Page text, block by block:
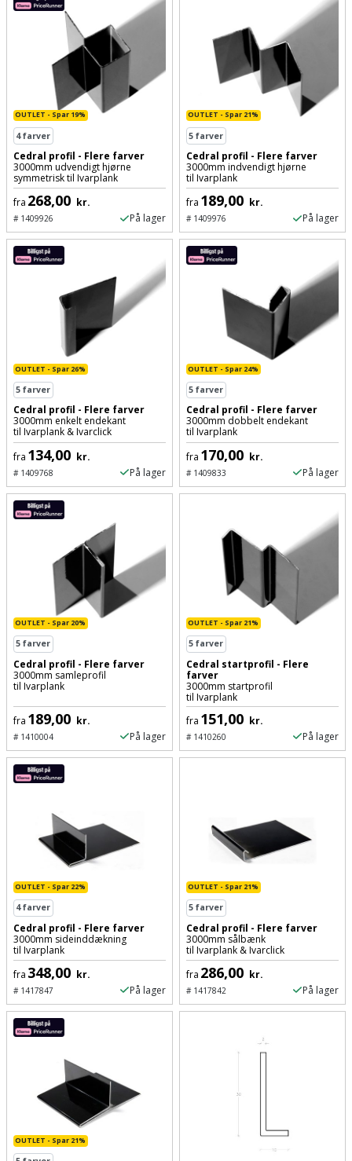
Støvblæser
Støvsugertilbehør
Svejseværk
og
svejsemaskine
Tagpladeværktøj
Trekantsliber
Trekantslibertilbehør
Vægscanner
Varmekanon
Varmepistol
Vinkelsliber
Vinkelslibertilbehør
OUTLET - Spar 19%
4farver
Cedral profil - Flere farver
3000mm udvendigt hjørne
symmetrisk til Ivarplank
fra 268,00 kr.
#1409926 På lager
OUTLET - Spar 21%
5farver
Cedral profil - Flere farver
3000mm indvendigt hjørne
til Ivarplank
fra 189,00 kr.
#1409976 På lager
OUTLET - Spar 26%
5farver
Cedral profil - Flere farver
3000mm enkelt endekant
til Ivarplank & Ivarclick
fra 134,00 kr.
#1409768 På lager
OUTLET - Spar 24%
5farver
Cedral profil - Flere farver
3000mm dobbelt endekant
til Ivarplank
fra 170,00 kr.
#1409833 På lager
OUTLET - Spar 20%
5farver
Cedral profil - Flere farver
3000mm samleprofil
til Ivarplank
fra 189,00 kr.
#1410004 På lager
OUTLET - Spar 21%
5farver
Cedral startprofil - Flere
farver
3000mm startprofil
til Ivarplank
fra 151,00 kr.
#1410260 På lager
OUTLET - Spar 22%
4farver
Cedral profil - Flere farver
3000mm sideinddækning
til Ivarplank
fra 348,00 kr.
#1417847 På lager
OUTLET - Spar 21%
5farver
Cedral profil - Flere farver
3000mm sålbænk
til Ivarplank & Ivarclick
fra 286,00 kr.
#1417842 På lager
OUTLET - Spar 21%